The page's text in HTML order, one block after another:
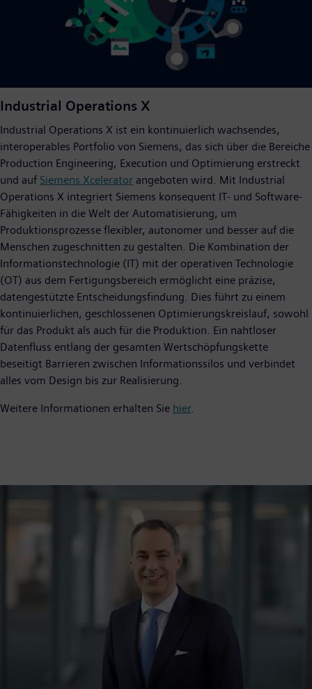
Industrial Operations X
Industrial Operations X ist ein kontinuierlich wachsendes,
interoperables Portfolio von Siemens, das sich über die Bereiche
Production Engineering, Execution und Optimierung erstreckt
und auf Siemens Xcelerator angeboten wird. Mit Industrial
Operations X integriert Siemens konsequent IT- und Software-
Fähigkeiten in die Welt der Automatisierung, um
Produktionsprozesse flexibler, autonomer und besser auf die
Menschen zugeschnitten zu gestalten. Die Kombination der
Informationstechnologie (IT) mit der operativen Technologie
(OT) aus dem Fertigungsbereich ermöglicht eine präzise,
datengestützte Entscheidungsfindung. Dies führt zu einem
kontinuierlichen, geschlossenen Optimierungskreislauf, sowohl
für das Produkt als auch für die Produktion. Ein nahtloser
Datenfluss entlang der gesamten Wertschöpfungskette
beseitigt Barrieren zwischen Informationssilos und verbindet
alles vom Design bis zur Realisierung.
Weitere Informationen erhalten Sie hier.